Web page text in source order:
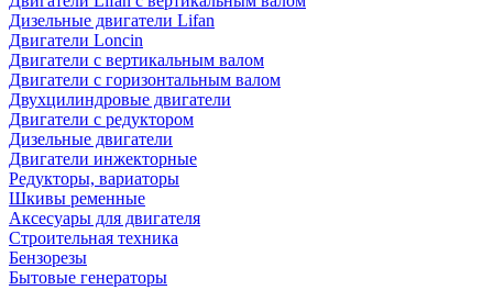
Дизельные двигатели Lifan
Двигатели Loncin
Двигатели с вертикальным валом
Двигатели с горизонтальным валом
Двухцилиндровые двигатели
Двигатели с редуктором
Дизельные двигатели
Двигатели инжекторные
Редукторы, вариаторы
Шкивы ременные
Аксесуары для двигателя
Строительная техника
Бензорезы
Бытовые генераторы